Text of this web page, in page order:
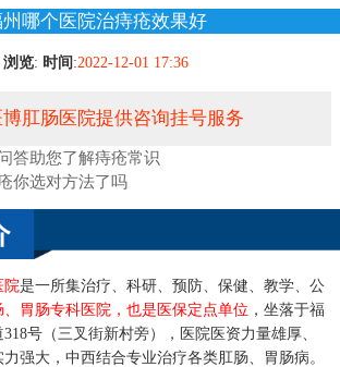
哪个医院治痔疮效果好
浏览: 时间 :2022-12-01 17:36
肛肠医院提供咨询挂号服务
答助您了解痔疮常识
你选对方法了吗
院是一所集治疗、科研、预防、保健、教学、公
、胃肠专科医院，也是医保定点单位 ，坐落于福
号（三叉街新村旁），医院医资力量雄厚、
强大，中西结合专业治疗各类肛肠、胃肠病。